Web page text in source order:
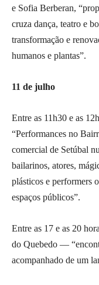
e Sofia Berberan,
cruza dança, teatro e
transformação e
humanos e plantas”.
11 de julho
Entre as 11h30 e as
“Performances no
comercial de Setúbal
bailarinos, atores,
plásticos e performers
espaços públicos”.
Entre as 17 e as 20
do Quebedo —
acompanhado de um